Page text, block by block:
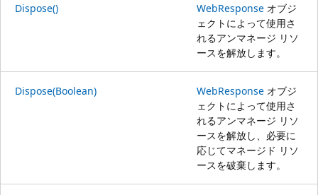
Dispose() WebResponse オブジ
ェクトによって使用さ
れるアンマネージ リソ
ースを解放します。
Dispose(Boolean) WebResponse オブジ
ェクトによって使用さ
れるアンマネージ リソ
ースを解放し、必要に
応じてマネージド リソ
ースを破棄します。